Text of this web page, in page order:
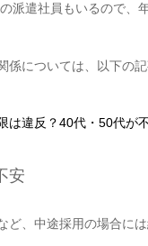
派遣社員もいるので、
係については、以下の
は違反？40代・50代が
安
ど、中途採用の場合に